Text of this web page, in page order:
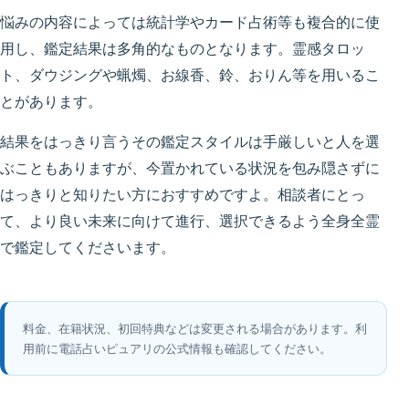
悩みの内容によっては統計学やカード占術等も複合的に使
用し、鑑定結果は多角的なものとなります。霊感タロッ
ト、ダウジングや蝋燭、お線香、鈴、おりん等を用いるこ
とがあります。
結果をはっきり言うその鑑定スタイルは手厳しいと人を選
ぶこともありますが、今置かれている状況を包み隠さずに
はっきりと知りたい方におすすめですよ。相談者にとっ
て、より良い未来に向けて進行、選択できるよう全身全霊
で鑑定してくださいます。
料金、在籍状況、初回特典などは変更される場合があります。利
用前に電話占いピュアリの公式情報も確認してください。